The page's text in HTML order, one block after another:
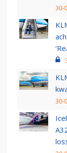
30-
30-